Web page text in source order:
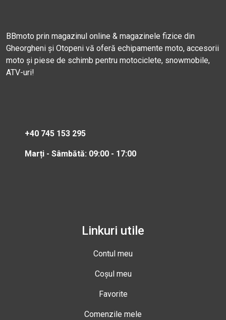
BBmoto prin magazinul online & magazinele fizice din
Gheorgheni și Otopeni vă oferă echipamente moto, accesorii
moto și piese de schimb pentru motociclete, snowmobile,
ATV-uri!
+40 745 153 295
Marți - Sâmbătă: 09:00 - 17:00
Linkuri utile
Contul meu
Coșul meu
Favorite
Comenzile mele